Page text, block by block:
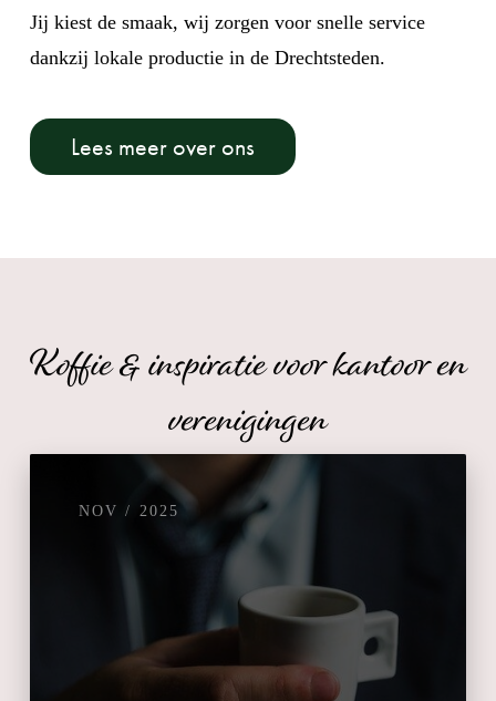
Jij kiest de smaak, wij zorgen voor snelle service
dankzij lokale productie in de Drechtsteden.
Lees meer over ons
Koffie & inspiratie voor kantoor en
verenigingen
NOV / 2025